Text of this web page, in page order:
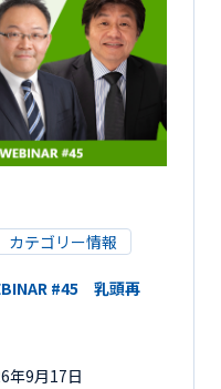
カテゴリー情報
#45 乳頭再
年9月17日